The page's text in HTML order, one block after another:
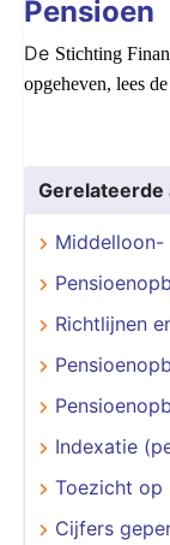
Pensioen
De Stichting
opgeheven, lees de
Richtlijnen
Indexatie
Toezicht op
Cijfers